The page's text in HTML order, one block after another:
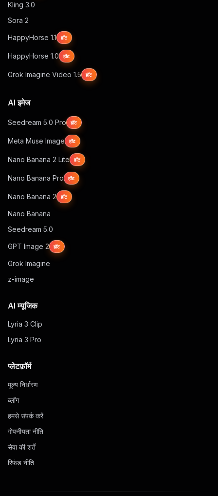
Kling 3.0
Sora 2
HappyHorse 1.1 हॉट
HappyHorse 1.0 हॉट
Grok Imagine Video 1.5 हॉट
AI इमेज
Seedream 5.0 Pro हॉट
Meta Muse Image हॉट
Nano Banana 2 Lite हॉट
Nano Banana Pro हॉट
Nano Banana 2 हॉट
Nano Banana
Seedream 5.0
GPT Image 2 हॉट
Grok Imagine
z-image
AI म्यूजिक
Lyria 3 Clip
Lyria 3 Pro
प्लेटफ़ॉर्म
मूल्य निर्धारण
ब्लॉग
हमसे संपर्क करें
गोपनीयता नीति
सेवा की शर्तें
रिफंड नीति